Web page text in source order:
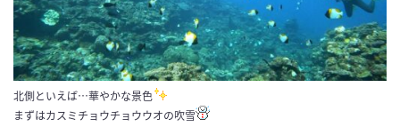
北側といえば…華やかな景色
まずはカスミチョウチョウウオの吹雪